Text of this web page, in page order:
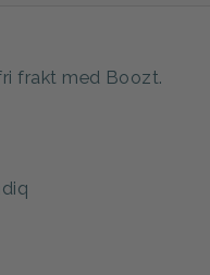
frakt med Boozt.